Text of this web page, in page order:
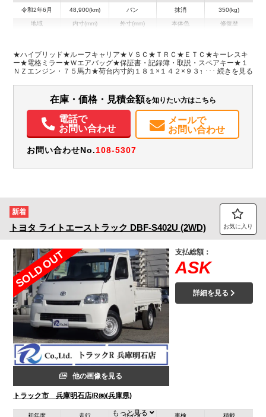
令和2年6月 48,900(km) バン 抹消 350(kg)
地域 内寸(mm) 外寸(mm)
H:1,520
本体色 修復歴
装備情報
パワステ
電動格納ミラー
ETC 記録簿（一部含む）
取扱説明書（一部含む）
メンテナンスノート（保証書）
★ハイブリッド★ルーフキャリア★ＶＳＣ★ＴＲＣ★ＥＴＣ★キーレスキ
ー★電格ミラー★Ｗエアバッグ★保証書・記録簿・取説・スペアキー★１
ＮＺエンジン・７５馬力★荷台内寸約１８１×１４２×９３★ＰＷ前席のみ
在庫・価格・見積金額を知りたい方はこちら
電話で
お問い合わせ
メールで
お問い合わせ
お問い合わせNo.108-5307
新着
トヨタ ライトエーストラック DBF-S402U (2WD) お気に入り
SOLD OUT
他の画像を見る
トラック市 兵庫明石店/R㈱(兵庫県)
支払総額：
ASK
詳細を見る
初年度 走行 サイズ 車検 積載
もっと見る